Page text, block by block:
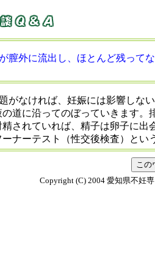
膣外に流出し、ほとんど残って
がなければ、妊娠には影響しな
道に沿ってのぼっていきます
精されていれば、精子は卵子に
ナーテスト（性交後検査）とい
Copyright (C) 2004 愛知県不妊